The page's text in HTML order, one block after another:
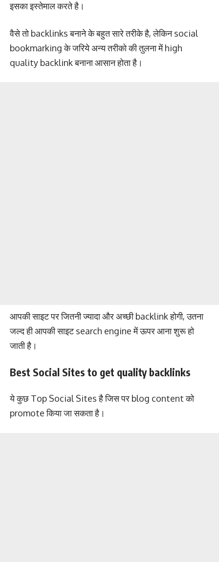
इसका इस्तेमाल करते है।
वैसे तो backlinks बनाने के बहुत सारे तरीके है, लेकिन social
bookmarking के जरिये अन्य तरीको की तुलना में high
quality backlink बनाना आसान होता है।
आपकी साइट पर जितनी ज्यादा और अच्छी backlink होगी, उतना
जल्द ही आपकी साइट search engine में ऊपर आना शुरू हो
जाती है।
Best Social Sites to get quality backlinks
ये कुछ Top Social Sites है जिस पर blog content को
promote किया जा सकता है।